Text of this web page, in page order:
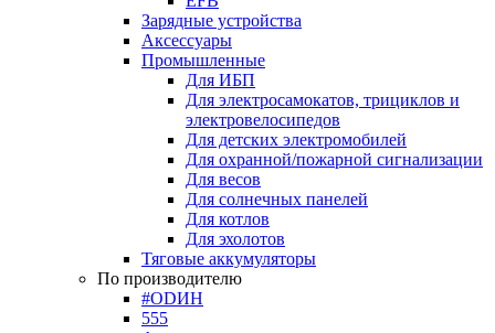
Зарядные устройства
Аксессуары
Промышленные
Для ИБП
Для электросамокатов, трициклов и
электровелосипедов
Для детских электромобилей
Для охранной/пожарной сигнализации
Для весов
Для солнечных панелей
Для котлов
Для эхолотов
Тяговые аккумуляторы
По производителю
#ODИН
555